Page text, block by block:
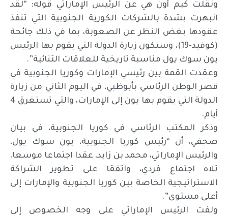
ونقلت كيم أون هي عن الرئيس الإماراتي قوله: “لقد
انبهرت بشدة بالشركات الكورية الجنوبية التي تنفذ
عقودها بغض النظر عن الصعوبة، بما في ذلك جائحة
(كوفيد-19)، وستكون زيارة الدولة التي يقوم بها الرئيس
يون سوك يول مناسبة تاريخية للعلاقات الثنائية”.
وعقدت القمة بين رئيسي الإمارات وكوريا الجنوبية في
قصر الوطن الرئاسي بأبوظبي، في اليوم الثاني من زيارة
الدولة التي يقوم بها يون إلى الإمارات، والتي تستغرق 4
أيام.
وذكر المكتب الرئاسي في كوريا الجنوبية، في بيان
صحفي، أن “رئيس كوريا الجنوبية، يون سوك يول،
والرئيس الإماراتي، محمد بن زايد، عقدا اجتماعا موسعا،
تلاه اجتماع فردي، واتفقا على تطوير الشراكة
الاستراتيجية الخاصة بين كوريا الجنوبية والإمارات إلى
أعلى مستوى”.
ولفت الرئيس الإماراتي على وجه الخصوص إلى